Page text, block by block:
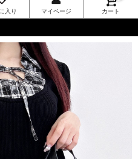
入り マイページ カート